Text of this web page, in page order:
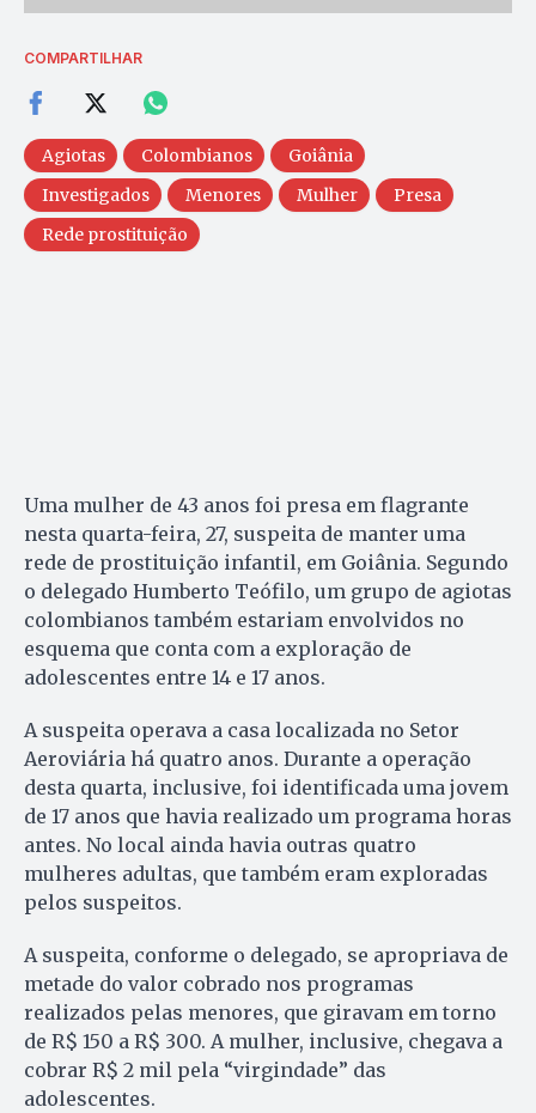
COMPARTILHAR
Agiotas Colombianos
Goiânia
Investigados
Menores Mulher
Presa
Rede prostituição
Uma mulher de 43 anos foi presa em flagrante
nesta quarta-feira, 27, suspeita de manter uma
rede de prostituição infantil, em Goiânia. Segundo
o delegado Humberto Teófilo, um grupo de agiotas
colombianos também estariam envolvidos no
esquema que conta com a exploração de
adolescentes entre 14 e 17 anos.
A suspeita operava a casa localizada no Setor
Aeroviária há quatro anos. Durante a operação
desta quarta, inclusive, foi identificada uma jovem
de 17 anos que havia realizado um programa horas
antes. No local ainda havia outras quatro
mulheres adultas, que também eram exploradas
pelos suspeitos.
A suspeita, conforme o delegado, se apropriava de
metade do valor cobrado nos programas
realizados pelas menores, que giravam em torno
de R$ 150 a R$ 300. A mulher, inclusive, chegava a
cobrar R$ 2 mil pela “virgindade” das
adolescentes.